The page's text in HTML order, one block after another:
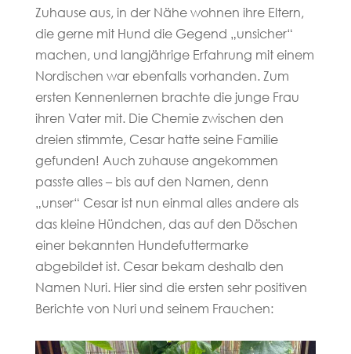
Zuhause aus, in der Nähe wohnen ihre Eltern,
die gerne mit Hund die Gegend „unsicher“
machen, und langjährige Erfahrung mit einem
Nordischen war ebenfalls vorhanden. Zum
ersten Kennenlernen brachte die junge Frau
ihren Vater mit. Die Chemie zwischen den
dreien stimmte, Cesar hatte seine Familie
gefunden! Auch zuhause angekommen
passte alles – bis auf den Namen, denn
„unser“ Cesar ist nun einmal alles andere als
das kleine Hündchen, das auf den Döschen
einer bekannten Hundefuttermarke
abgebildet ist. Cesar bekam deshalb den
Namen Nuri. Hier sind die ersten sehr positiven
Berichte von Nuri und seinem Frauchen: